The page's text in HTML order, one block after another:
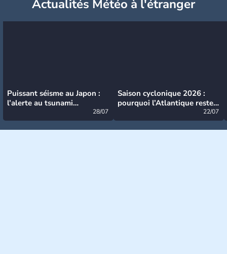
Actualités Météo à l'étranger
Puissant séisme au Japon :
l’alerte au tsunami
28/07
Saison cyclonique 2026 :
pourquoi l’Atlantique reste
22/07